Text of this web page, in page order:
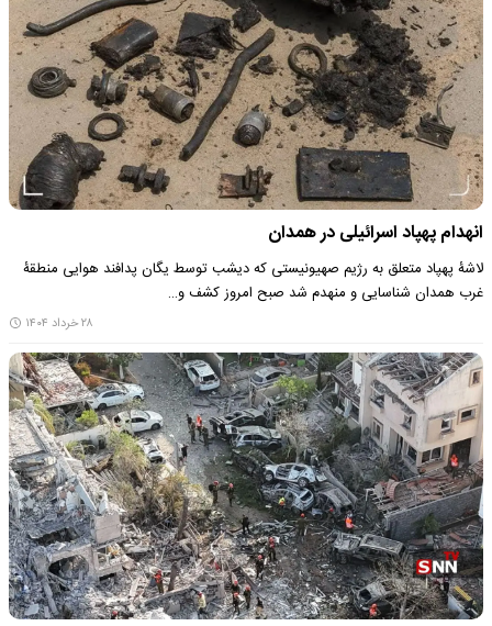
انهدام پهپاد اسرائیلی در همدان
لاشۀ پهپاد متعلق به رژیم صهیونیستی که دیشب توسط یگان پدافند هوایی منطقۀ
غرب همدان شناسایی و منهدم شد صبح امروز کشف و…
۲۸ خرداد ۱۴۰۴